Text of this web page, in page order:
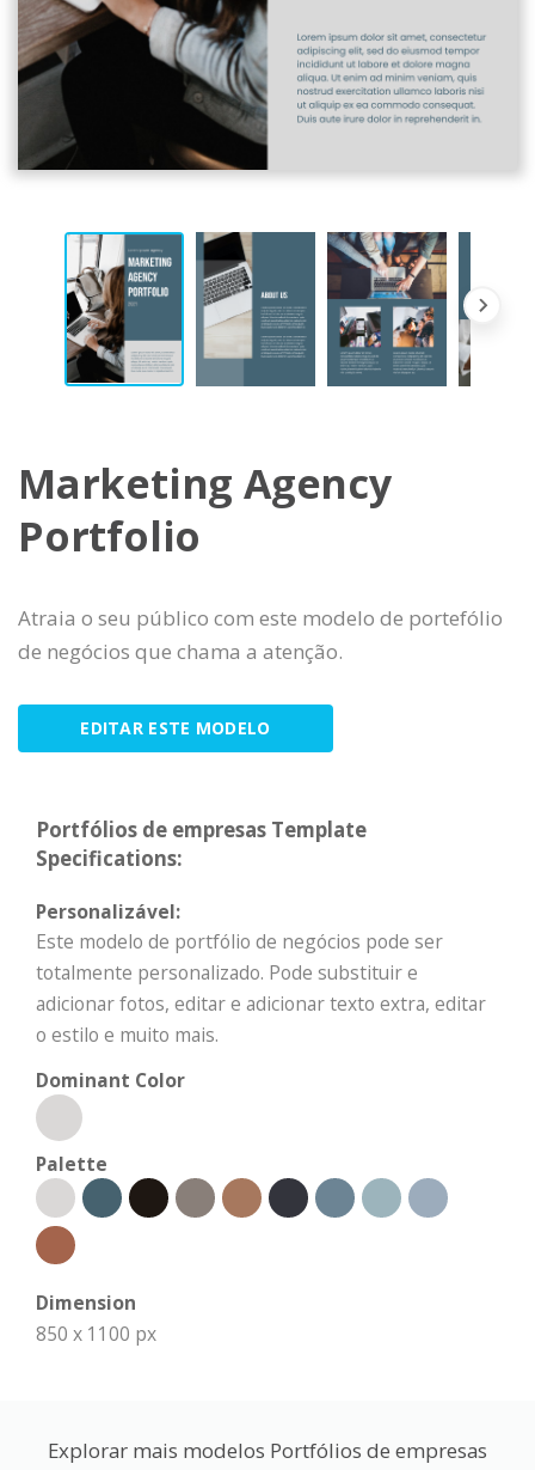
Marketing Agency
Portfolio
Atraia o seu público com este modelo de portefólio
de negócios que chama a atenção.
EDITAR ESTE MODELO
Portfólios de empresas Template
Specifications:
Personalizável:
Este modelo de portfólio de negócios pode ser
totalmente personalizado. Pode substituir e
adicionar fotos, editar e adicionar texto extra, editar
o estilo e muito mais.
Dominant Color
Palette
Dimension
850 x 1100 px
Explorar mais modelos Portfólios de empresas